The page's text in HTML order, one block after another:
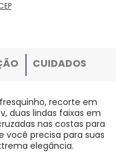
CUIDADOS
recorte em
duas lindas faixas em
nas costas para
você precisa para suas
elegância.